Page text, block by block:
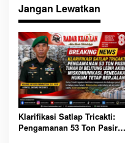
Jangan Lewatkan
Klarifikasi Satlap Tricakti:
Pengamanan 53 Ton Pasir